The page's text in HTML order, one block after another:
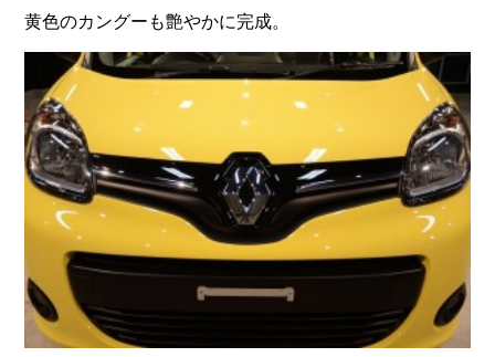
黄色のカングーも艶やかに完成。